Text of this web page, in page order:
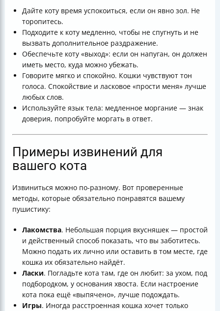
Дайте коту время успокоиться, если он явно зол. Не
торопитесь.
Подходите к коту медленно, чтобы не спугнуть и не
вызвать дополнительное раздражение.
Обеспечьте коту «выход»: если он напуган, он должен
иметь место, куда можно убежать.
Говорите мягко и спокойно. Кошки чувствуют тон
голоса. Спокойствие и ласковое «прости меня» лучше
любых слов.
Используйте язык тела: медленное моргание — знак
доверия, попробуйте моргать в ответ.
Примеры извинений для
вашего кота
Извиниться можно по-разному. Вот проверенные
методы, которые обязательно понравятся вашему
пушистику:
Лакомства. Небольшая порция вкусняшек — простой
и действенный способ показать, что вы заботитесь.
Можно подать их лично или оставить в том месте, где
кошка их обязательно найдёт.
Ласки. Погладьте кота там, где он любит: за ухом, под
подбородком, у основания хвоста. Если настроение
кота пока ещё «выпячено», лучше подождать.
Игры. Иногда расстроенная кошка хочет только